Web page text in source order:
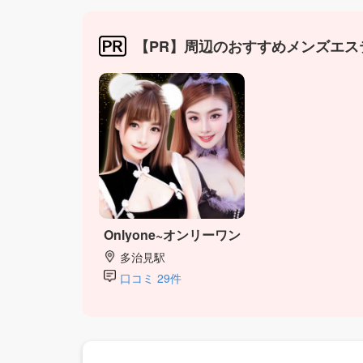
【PR】周辺のおすすめメンズエ
Onlyone~オンリーワン
多治見駅
口コミ 29件